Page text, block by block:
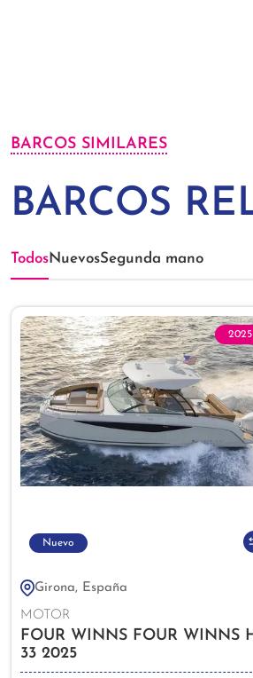
BARCOS SIMILARES
BARCOS
TodosNuevosSegunda mano
2025
Nuevo
Girona, España
MOTOR
FOUR WINNS FOUR WINNS
33 2025